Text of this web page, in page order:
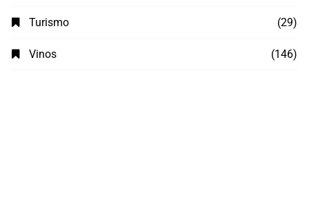
Turismo (29)
Vinos (146)